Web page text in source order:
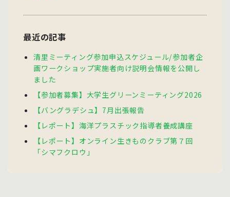
最近の記事
清里ミーティング参加申込スケジュール/参加者企
画ワークショップ実施者向け説明会情報を公開し
ました
【参加者募集】大学生グリーンミーティング2026
【バングラデシュ】7月出張報告
【レポート】海洋プラスチック指導者養成講座
【レポート】オンライン生きものクラブ第７回
「シマフクロウ」